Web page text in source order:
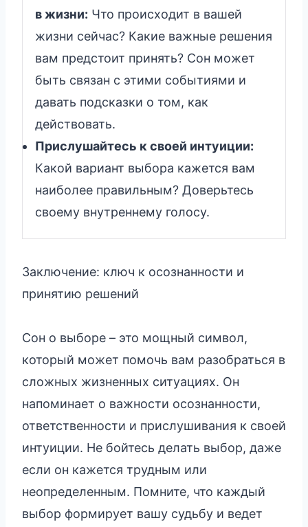
в жизни: Что происходит в вашей
жизни сейчас? Какие важные решения
вам предстоит принять? Сон может
быть связан с этими событиями и
давать подсказки о том, как
действовать.
Прислушайтесь к своей интуиции:
Какой вариант выбора кажется вам
наиболее правильным? Доверьтесь
своему внутреннему голосу.
Заключение: ключ к осознанности и
принятию решений
Сон о выборе – это мощный символ,
который может помочь вам разобраться в
сложных жизненных ситуациях. Он
напоминает о важности осознанности,
ответственности и прислушивания к своей
интуиции. Не бойтесь делать выбор, даже
если он кажется трудным или
неопределенным. Помните, что каждый
выбор формирует вашу судьбу и ведет